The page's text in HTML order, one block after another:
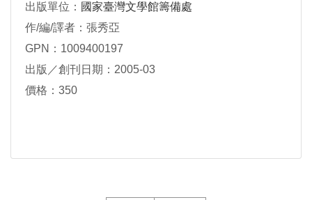
出版單位： 國家臺灣文學館籌備處
作/編/譯者：張秀亞
GPN：1009400197
出版／創刊日期：2005-03
價格：350